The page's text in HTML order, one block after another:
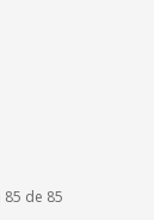
85 de 85